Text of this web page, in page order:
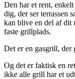
Den har et rent,
dig, der ser terrassen
kan blive en del af dit
faste grillplads.
Det er en gasgrill, der
Og det er faktisk en
ikke alle grill har et